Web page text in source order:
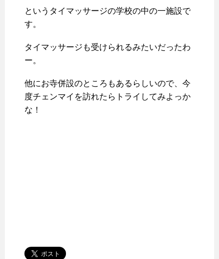
というタイマッサージの学校の中の一施設で
す。
タイマッサージも受けられるみたいだったわ
ー。
他にお寺併設のところもあるらしいので、今
度チェンマイを訪れたらトライしてみよっか
な！